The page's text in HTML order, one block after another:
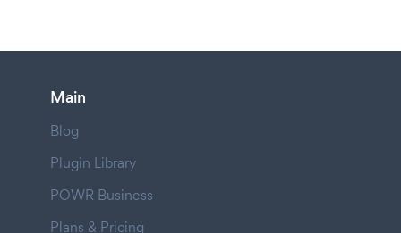
Main
Blog
Plugin Library
POWR Business
Plans & Pricing